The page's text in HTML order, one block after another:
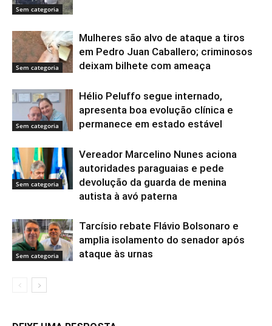
Sem categoria
Sem categoria
Mulheres são alvo de ataque a tiros
em Pedro Juan Caballero; criminosos
deixam bilhete com ameaça
Sem categoria
Hélio Peluffo segue internado,
apresenta boa evolução clínica e
permanece em estado estável
Sem categoria
Vereador Marcelino Nunes aciona
autoridades paraguaias e pede
devolução da guarda de menina
autista à avó paterna
Sem categoria
Tarcísio rebate Flávio Bolsonaro e
amplia isolamento do senador após
ataque às urnas